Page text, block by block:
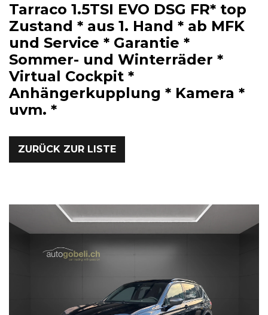
Tarraco 1.5TSI EVO DSG FR* top
Zustand * aus 1. Hand * ab MFK
und Service * Garantie *
Sommer- und Winterräder *
Virtual Cockpit *
Anhängerkupplung * Kamera *
uvm. *
ZURÜCK ZUR LISTE